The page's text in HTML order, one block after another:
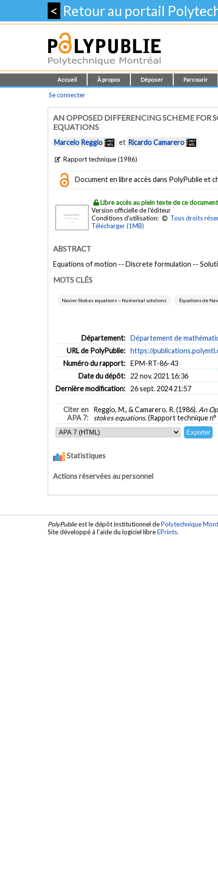
< Retour au portail
Accueil À propos Déposer Parcourir
Se connecter
AN OPPOSED DIFFERENCING SCHEME FOR
EQUATIONS
Marcelo Reggio et Ricardo Camarero
Rapport technique (1986)
Document en libre accès dans PolyPublie et
Libre accès au plein texte de ce document
Version officielle de l'éditeur
Conditions d'utilisation:
Tous droits
Télécharger (1MB)
ABSTRACT
Equations of motion -- Discrete formulation --
MOTS CLÉS
Navier-Stokes equations -- Numerical solutions Équations de
Département: Département de
URL de PolyPublie: https://
Numéro du rapport: EPM-RT-86-43
Date du dépôt: 22 nov. 2021 16:36
Dernière modification: 26 sept. 2024 21:57
Citer en
APA 7:
Reggio, M., & Camarero, R. (1986). An
stokes equations.(Rapport technique
Statistiques
Actions réservées au personnel
PolyPublieest le dépôt institutionnel dePolytechnique
Site développé à l'aide du logiciel libreEPrints.